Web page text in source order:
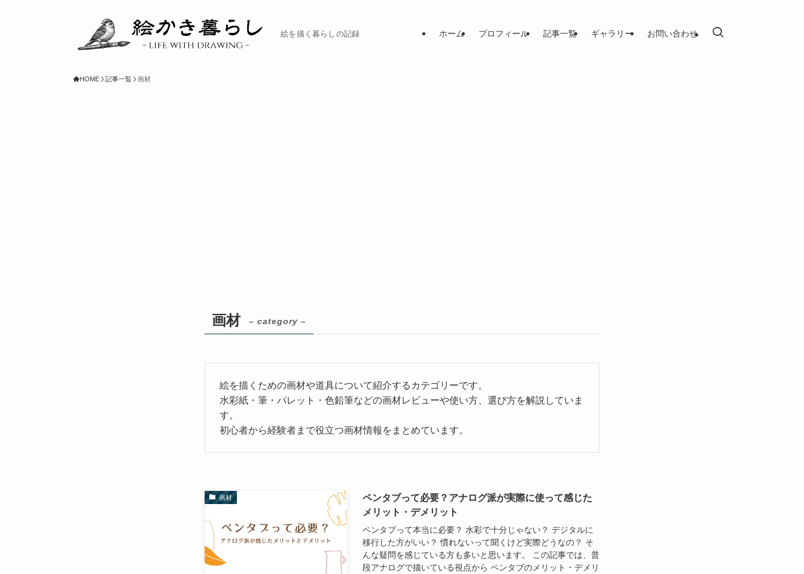
絵を描く暮らしの記録 ホーム プロフィール 記事一覧 ギャラリー お問い合わせ
HOME 記事一覧 画材
画材 – category –
絵を描くための画材や道具について紹介するカテゴリーです。
水彩紙・筆・パレット・色鉛筆などの画材レビューや使い方、選び方を解説していま
す。
初心者から経験者まで役立つ画材情報をまとめています。
画材
ペンタブって必要？アナログ派が実際に使って感じた
メリット・デメリット
ペンタブって本当に必要？ 水彩で十分じゃない？ デジタルに
移行した方がいい？ 慣れないって聞くけど実際どうなの？ そ
んな疑問を感じている方も多いと思います。 この記事では、普
段アナログで描いている視点から ペンタブのメリット・デメリ